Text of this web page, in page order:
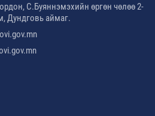
С.Буяннэмэхийн өргөн чөлөө 2-
Дундговь аймаг.